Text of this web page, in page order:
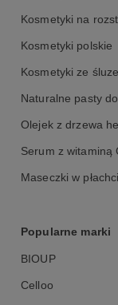
Kosmetyki na
Kosmetyki polskie
Kosmetyki ze
Naturalne pasty
Serum z witaminą
Maseczki w
Popularne marki
BIOUP
Celloo